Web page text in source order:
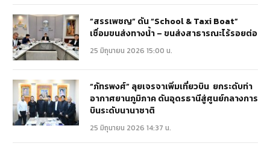
“สรรเพชญ” ดัน “School & Taxi Boat”
เชื่อมขนส่งทางน้ำ – ขนส่งสาธารณะไร้รอยต่อ
25 มิถุนายน 2026 15:00 น.
“ภัทรพงศ์” ลุยเจรจาเพิ่มเที่ยวบิน ยกระดับท่า
อากาศยานภูมิภาค ดันอุดรธานีสู่ศูนย์กลางการ
บินระดับนานาชาติ
25 มิถุนายน 2026 14:37 น.